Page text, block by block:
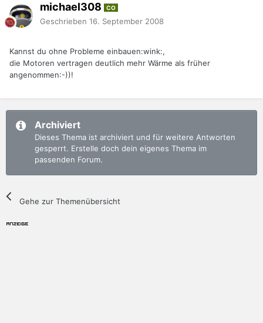
michael308 CO
Geschrieben 16. September 2008
Kannst du ohne Probleme einbauen:wink:,
die Motoren vertragen deutlich mehr Wärme als früher
angenommen:-))!
Archiviert
Dieses Thema ist archiviert und für weitere Antworten
gesperrt. Erstelle doch dein eigenes Thema im
passenden Forum.
Gehe zur Themenübersicht